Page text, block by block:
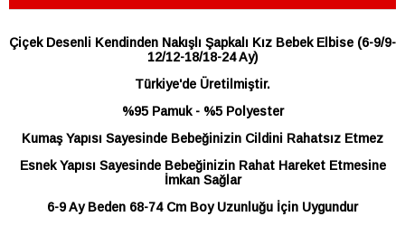
Çiçek Desenli Kendinden Nakışlı Şapkalı Kız Bebek Elbise (6-9/9-
12/12-18/18-24 Ay)
Türkiye'de Üretilmiştir.
%95 Pamuk - %5 Polyester
Kumaş Yapısı Sayesinde Bebeğinizin Cildini Rahatsız Etmez
Esnek Yapısı Sayesinde Bebeğinizin Rahat Hareket Etmesine
İmkan Sağlar
6-9 Ay Beden 68-74 Cm Boy Uzunluğu İçin Uygundur